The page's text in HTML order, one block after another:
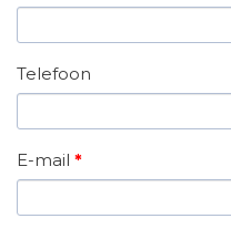
Telefoon
E-mail *